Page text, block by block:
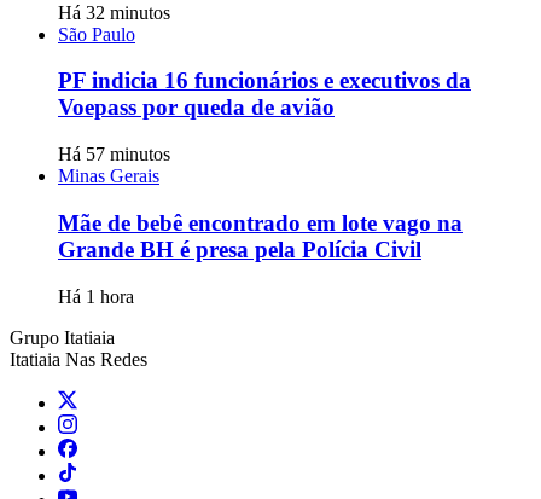
Há 32 minutos
São Paulo
PF indicia 16 funcionários e executivos da
Voepass por queda de avião
Há 57 minutos
Minas Gerais
Mãe de bebê encontrado em lote vago na
Grande BH é presa pela Polícia Civil
Há 1 hora
Grupo Itatiaia
Itatiaia Nas Redes